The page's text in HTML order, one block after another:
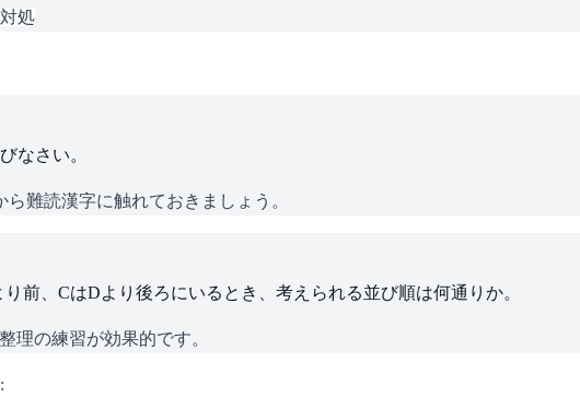
処
なさい。
難読漢字に触れておきましょう。
前、CはDより後ろにいるとき、考えられる並び順は何通りか。
理の練習が効果的です。